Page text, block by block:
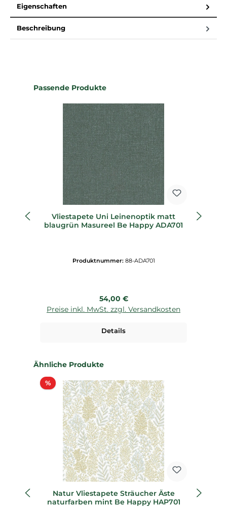
Eigenschaften
Beschreibung
Produktgalerie überspringen
Passende Produkte
Vliestapete Uni Leinenoptik matt
blaugrün Masureel Be Happy ADA701
Produktnummer: 88-ADA701
Regulärer Preis:
54,00 €
Preise inkl. MwSt. zzgl. Versandkosten
Details
Produktgalerie überspringen
Ähnliche Produkte
%Rabatt
Natur Vliestapete Sträucher Äste
naturfarben mint Be Happy HAP701